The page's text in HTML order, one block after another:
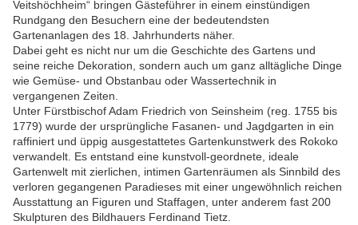
Veitshöchheim“ bringen Gästeführer in einem einstündigen
Rundgang den Besuchern eine der bedeutendsten
Gartenanlagen des 18. Jahrhunderts näher.
Dabei geht es nicht nur um die Geschichte des Gartens und
seine reiche Dekoration, sondern auch um ganz alltägliche Dinge
wie Gemüse- und Obstanbau oder Wassertechnik in
vergangenen Zeiten.
Unter Fürstbischof Adam Friedrich von Seinsheim (reg. 1755 bis
1779) wurde der ursprüngliche Fasanen- und Jagdgarten in ein
raffiniert und üppig ausgestattetes Gartenkunstwerk des Rokoko
verwandelt. Es entstand eine kunstvoll-geordnete, ideale
Gartenwelt mit zierlichen, intimen Gartenräumen als Sinnbild des
verloren gegangenen Paradieses mit einer ungewöhnlich reichen
Ausstattung an Figuren und Staffagen, unter anderem fast 200
Skulpturen des Bildhauers Ferdinand Tietz.